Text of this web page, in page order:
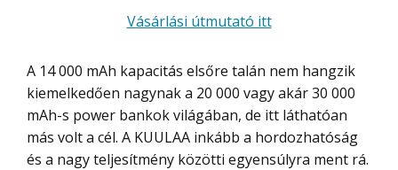
Vásárlási útmutató itt
A 14 000 mAh kapacitás elsőre talán nem hangzik
kiemelkedően nagynak a 20 000 vagy akár 30 000
mAh-s power bankok világában, de itt láthatóan
más volt a cél. A KUULAA inkább a hordozhatóság
és a nagy teljesítmény közötti egyensúlyra ment rá.